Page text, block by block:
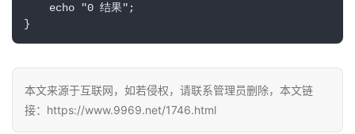
    echo "0 结果";
本文来源于互联网，如若侵权，请联系管理员删除，本文链
接：https://www.9969.net/1746.html